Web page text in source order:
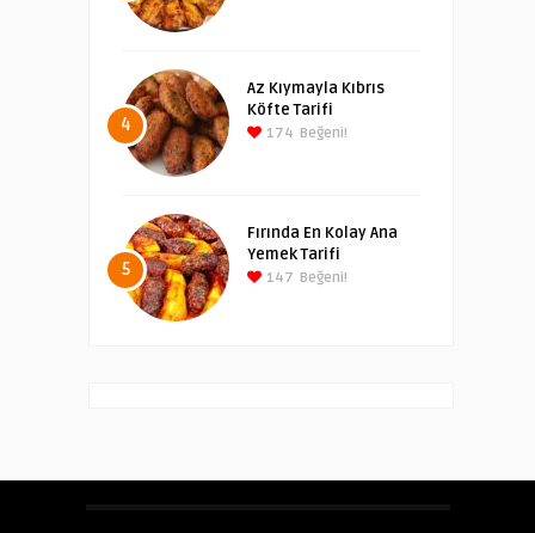
4
Az Kıymayla Kıbrıs
Köfte Tarifi
174 Beğeni!
5
Fırında En Kolay Ana
Yemek Tarifi
147 Beğeni!